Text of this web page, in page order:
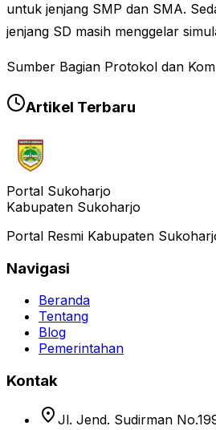
untuk jenjang SMP dan SMA.
jenjang SD masih menggelar
Sumber Bagian Protokol dan
Artikel Terbaru
Portal Sukoharjo
Kabupaten Sukoharjo
Portal Resmi Kabupaten
Navigasi
Beranda
Tentang
Blog
Pemerintahan
Kontak
location_on Jl. Jend. Sudirman